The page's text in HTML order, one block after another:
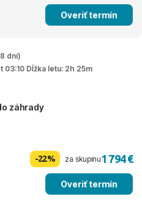
Overiť termín
dní)
03:10 Dĺžka letu: 2h 25m
záhrady
-22% za skupinu1 794 €
Overiť termín